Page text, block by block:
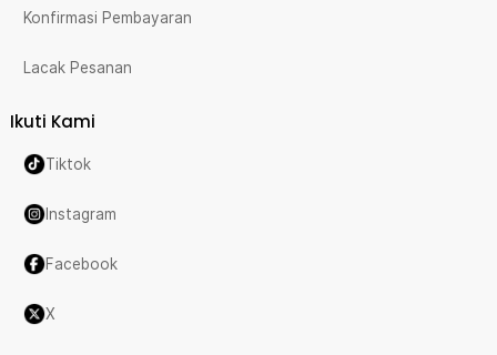
Konfirmasi Pembayaran
Lacak Pesanan
Ikuti Kami
Tiktok
Instagram
Facebook
X